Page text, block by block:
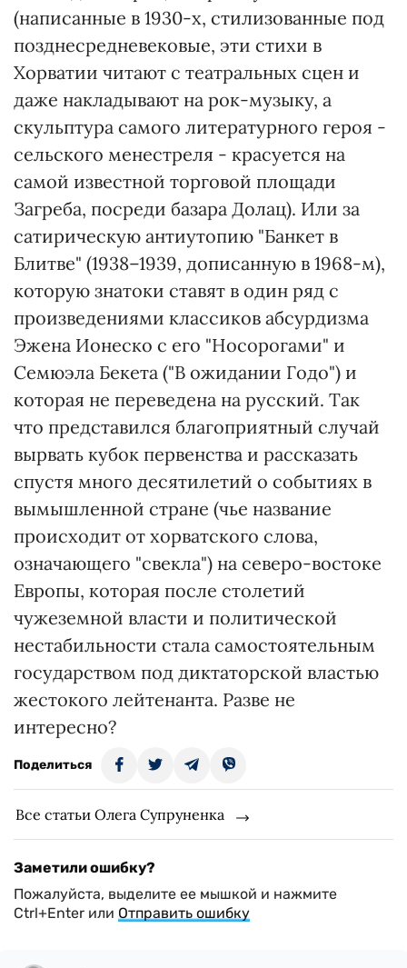
(написанные в 1930-х, стилизованные под
позднесредневековые, эти стихи в
Хорватии читают с театральных сцен и
даже накладывают на рок-музыку, а
скульптура самого литературного героя -
сельского менестреля - красуется на
самой известной торговой площади
Загреба, посреди базара Долац). Или за
сатирическую антиутопию "Банкет в
Блитве" (1938–1939, дописанную в 1968-м),
которую знатоки ставят в один ряд с
произведениями классиков абсурдизма
Эжена Ионеско с его "Носорогами" и
Семюэла Бекета ("В ожидании Годо") и
которая не переведена на русский. Так
что представился благоприятный случай
вырвать кубок первенства и рассказать
спустя много десятилетий о событиях в
вымышленной стране (чье название
происходит от хорватского слова,
означающего "свекла") на северо-востоке
Европы, которая после столетий
чужеземной власти и политической
нестабильности стала самостоятельным
государством под диктаторской властью
жестокого лейтенанта. Разве не
интересно?
Поделиться
Все статьи Олега Супруненка
Заметили ошибку?
Пожалуйста, выделите ее мышкой и нажмите
Ctrl+Enter или Отправить ошибку